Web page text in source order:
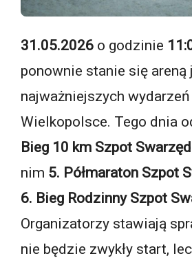
31.05.2026 o godzinie
ponownie stanie się areną
najważniejszych
Wielkopolsce. Tego dnia
Bieg 10 km Szpot
nim 5. Półmaraton Szpot
6. Bieg Rodzinny Szpot
Organizatorzy stawiają
nie będzie zwykły start,